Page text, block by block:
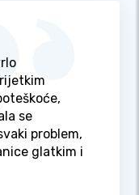
se
problem,
glatkim i